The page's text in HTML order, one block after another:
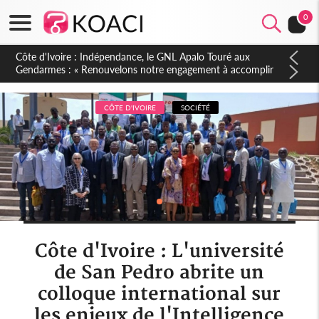
0
Sierra Leone : Un projet de réforme constitutionnelle en
gestation, points clés des amendements, un exclu d'avance
CÔTE D'IVOIRE SOCIÉTÉ
Côte d'Ivoire : L'université
de San Pedro abrite un
colloque international sur